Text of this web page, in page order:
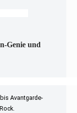
Genie und
Avantgarde-